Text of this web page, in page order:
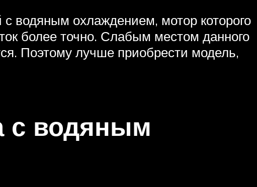
водяным охлаждением, мотор которого
более точно. Слабым местом данного
Поэтому лучше приобрести модель,
с водяным